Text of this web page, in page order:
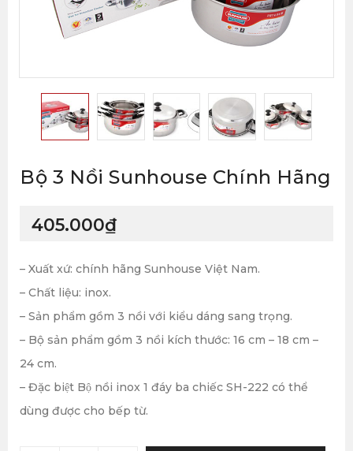
Bộ 3 Nồi Sunhouse Chính Hãng
405.000₫
– Xuất xứ: chính hãng Sunhouse Việt Nam.
– Chất liệu: inox.
– Sản phẩm gồm 3 nồi với kiểu dáng sang trọng.
– Bộ sản phẩm gồm 3 nồi kích thước: 16 cm – 18 cm –
24 cm.
– Đặc biệt Bộ nồi inox 1 đáy ba chiếc SH-222 có thể
dùng được cho bếp từ.